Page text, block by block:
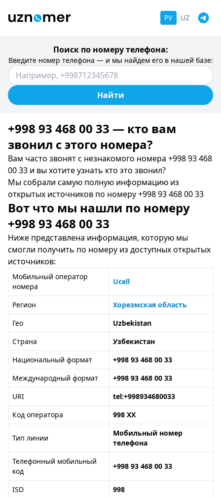
РУ UZ
Поиск по номеру телефона:
Введите номер телефона — и мы найдем его в нашей базе:
Найти
+998 93 468 00 33 — кто вам
звонил c этого номера?
Вам часто звонят с незнакомого номера +998 93 468
00 33 и вы хотите узнать кто это звонил?
Мы собрали самую полную информацию из
открытых источников по номеру +998 93 468 00 33
Вот что мы нашли по номеру
+998 93 468 00 33
Ниже представлена информация, которую мы
смогли получить по номеру из доступных открытых
источников:
Мобильный оператор
номера
Ucell
Регион
Хорезмская область
Гео
Uzbekistan
Страна
Узбекистан
Национальный формат
+998 93 468 00 33
Международный формат
+998 93 468 00 33
URI
tel:+998934680033
Код оператора
998 XX
Тип линии
Мобильный номер
телефона
Телефонный мобильный
код
+998 93 468 00 33
ISD
998